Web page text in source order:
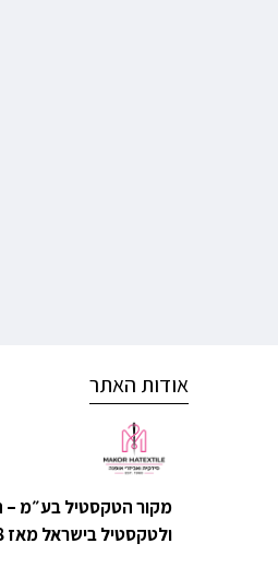
אודות האתר
מקור הטקסטיל בע״מ –
ולטקסטיל בישראל מאז 1968